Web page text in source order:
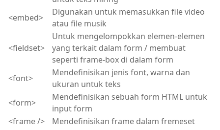
<embed>
Digunakan untuk memasukkan file video
atau file musik
<fieldset>
Untuk mengelompokkan elemen-elemen
yang terkait dalam form / membuat
seperti frame-box di dalam form
<font>
Mendefinisikan jenis font, warna dan
ukuran untuk teks
<form>
Mendefinisikan sebuah form HTML untuk
input form
<frame />
Mendefinisikan frame dalam fremeset